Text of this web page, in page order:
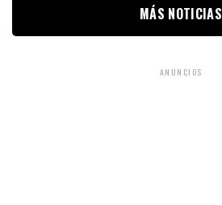
MÁS NOTICIAS
ANUNCIOS